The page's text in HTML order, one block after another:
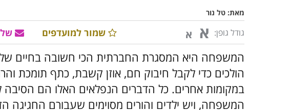
מאת: טל נור
גודל גופן: א א שמור למועדפים
המשפחה היא המסגרת החברתית הכי חשובה בחיים
הולכים כדי לקבל חיבוק חם, אוזן קשבת, כתף תומכת
במקומות אחרים. כל הדברים הנפלאים האלו הם הסיבה
המשפחה, ויש ילדים והורים מסוימים שעבורם החגיגה